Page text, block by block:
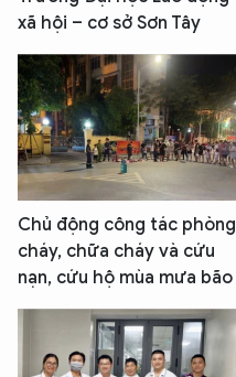
xã hội – cơ sở Sơn Tây
Chủ động công tác phòng
cháy, chữa cháy và cứu
nạn, cứu hộ mùa mưa bão